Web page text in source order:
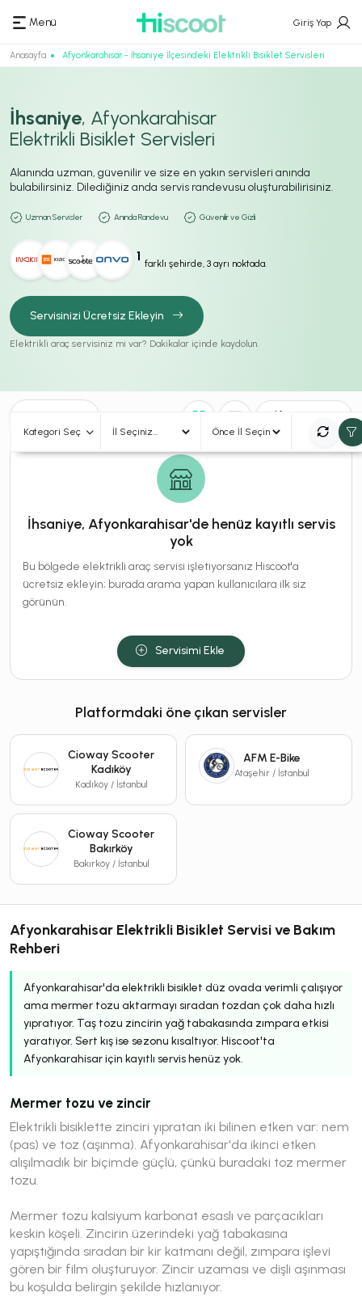
Menü Giriş Yap
Anasayfa Afyonkarahisar - İhsaniye İlçesindeki Elektrikli Bisiklet Servisleri
İhsaniye, Afyonkarahisar
Elektrikli Bisiklet Servisleri
Alanında uzman, güvenilir ve size en yakın servisleri anında
bulabilirsiniz. Dilediğiniz anda servis randevusu oluşturabilirisiniz.
Uzman Servisler Anında Randevu Güvenilir ve Gizli
1 farklı şehirde, 3 ayrı noktada.
Servisinizi Ücretsiz Ekleyin
Elektrikli araç servisiniz mi var? Dakikalar içinde kaydolun.
Kategori Seç
İhsaniye, Afyonkarahisar'de henüz kayıtlı servis
yok
Bu bölgede elektrikli araç servisi işletiyorsanız Hiscoot'a
ücretsiz ekleyin; burada arama yapan kullanıcılara ilk siz
görünün.
Servisimi Ekle
Platformdaki öne çıkan servisler
Cioway Scooter
Kadıköy
Kadıköy / İstanbul
AFM E-Bike
Ataşehir / İstanbul
Cioway Scooter
Bakırköy
Bakırköy / İstanbul
Afyonkarahisar Elektrikli Bisiklet Servisi ve Bakım
Rehberi
Afyonkarahisar'da elektrikli bisiklet düz ovada verimli çalışıyor
ama mermer tozu aktarmayı sıradan tozdan çok daha hızlı
yıpratıyor. Taş tozu zincirin yağ tabakasında zımpara etkisi
yaratıyor. Sert kış ise sezonu kısaltıyor. Hiscoot'ta
Afyonkarahisar için kayıtlı servis henüz yok.
Mermer tozu ve zincir
Elektrikli bisiklette zinciri yıpratan iki bilinen etken var: nem
(pas) ve toz (aşınma). Afyonkarahisar'da ikinci etken
alışılmadık bir biçimde güçlü, çünkü buradaki toz mermer
tozu.
Mermer tozu kalsiyum karbonat esaslı ve parçacıkları
keskin köşeli. Zincirin üzerindeki yağ tabakasına
yapıştığında sıradan bir kir katmanı değil, zımpara işlevi
gören bir film oluşturuyor. Zincir uzaması ve dişli aşınması
bu koşulda belirgin şekilde hızlanıyor.